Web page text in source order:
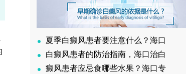
夏季白癜风患者要注意什么？海口
白癜风患者的防治指南，海口治白
癜风患者应忌食哪些水果？海口专